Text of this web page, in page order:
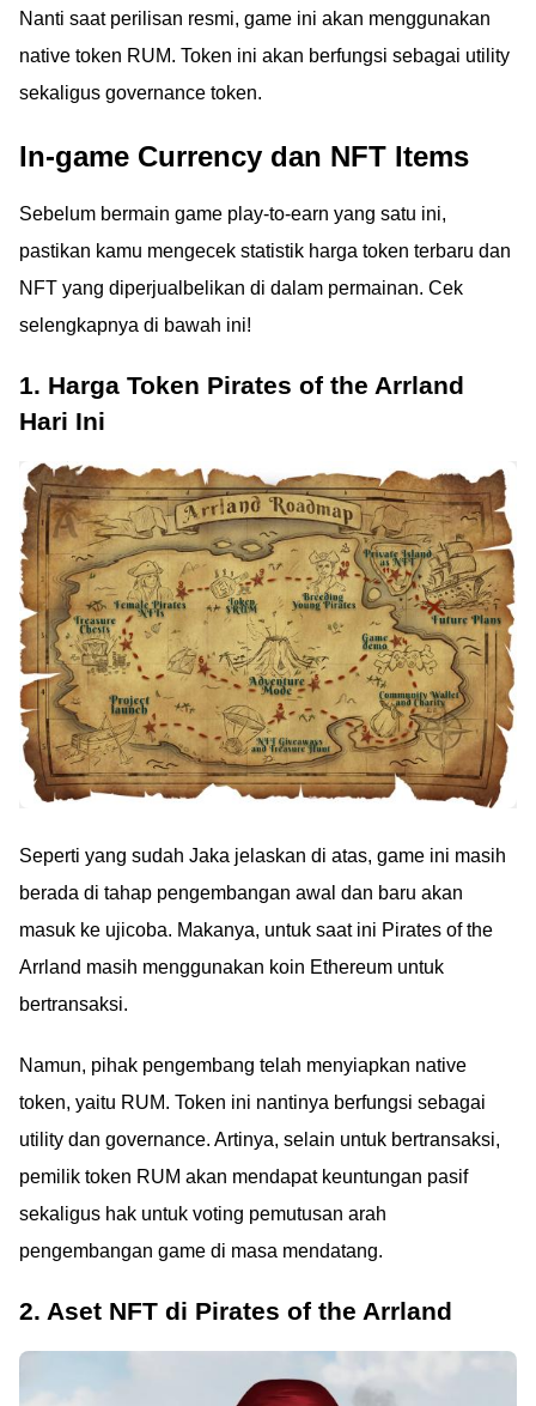
Nanti saat perilisan resmi, game ini akan menggunakan
native token RUM. Token ini akan berfungsi sebagai utility
sekaligus governance token.
In-game Currency dan NFT Items
Sebelum bermain game play-to-earn yang satu ini,
pastikan kamu mengecek statistik harga token terbaru dan
NFT yang diperjualbelikan di dalam permainan. Cek
selengkapnya di bawah ini!
1. Harga Token Pirates of the Arrland
Hari Ini
Seperti yang sudah Jaka jelaskan di atas, game ini masih
berada di tahap pengembangan awal dan baru akan
masuk ke ujicoba. Makanya, untuk saat ini Pirates of the
Arrland masih menggunakan koin Ethereum untuk
bertransaksi.
Namun, pihak pengembang telah menyiapkan native
token, yaitu RUM. Token ini nantinya berfungsi sebagai
utility dan governance. Artinya, selain untuk bertransaksi,
pemilik token RUM akan mendapat keuntungan pasif
sekaligus hak untuk voting pemutusan arah
pengembangan game di masa mendatang.
2. Aset NFT di Pirates of the Arrland